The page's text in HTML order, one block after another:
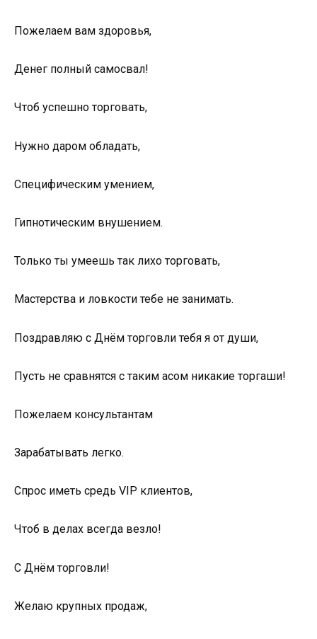
Пожелаем вам здоровья,
Денег полный самосвал!
Чтоб успешно торговать,
Нужно даром обладать,
Специфическим умением,
Гипнотическим внушением.
Только ты умеешь так лихо торговать,
Мастерства и ловкости тебе не занимать.
Поздравляю с Днём торговли тебя я от души,
Пусть не сравнятся с таким асом никакие торгаши!
Пожелаем консультантам
Зарабатывать легко.
Спрос иметь средь VIP клиентов,
Чтоб в делах всегда везло!
С Днём торговли!
Желаю крупных продаж,